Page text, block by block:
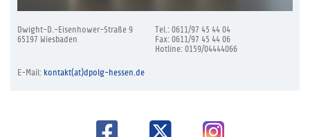
Dwight-D.-Eisenhower-Straße 9
65197 Wiesbaden
Tel.: 0611/97 45 44 04
Fax: 0611/97 45 44 06
Hotline: 0159/04444066
E-Mail: kontakt(at)dpolg-hessen.de